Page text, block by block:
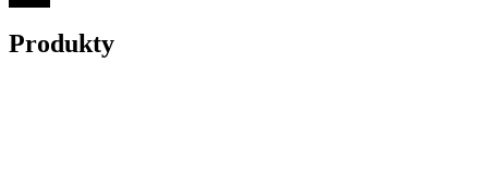
Produkty